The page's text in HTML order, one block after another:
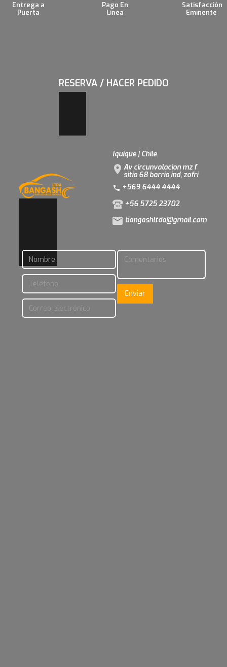
Entrega a
Puerta
Pago En
Línea
Satisfacción
Eminente
RESERVA / HACER PEDIDO
Iquique | Chile
Av circunvalacion mz f
sitio 68 barrio ind, zofri
+569 6444 4444
+56 5725 23702
bangashltda@gmail.com